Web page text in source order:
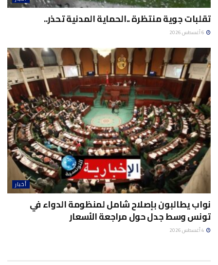
تقلبات جوية منتظرة ..الحماية المدنية تحذر..
أخبار
نواب يطالبون بإصلاح شامل لمنظومة الدواء في
تونس وسط جدل حول مراجعة الأسعار